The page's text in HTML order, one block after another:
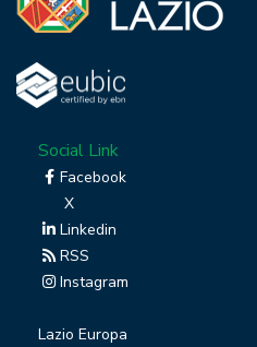
Social Link
Facebook
X
Linkedin
RSS
Instagram
Lazio Europa